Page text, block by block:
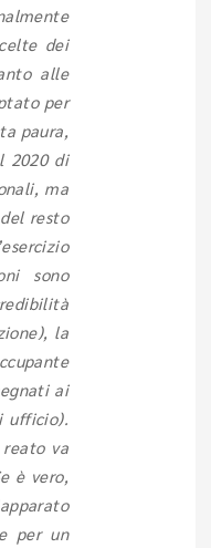
dei
alle
per
paura,
2020 di
ma
resto
sono
la
ai
ufficio).
va
è vero,
per un